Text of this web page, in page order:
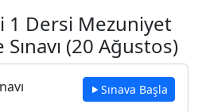
1 Dersi Mezuniyet
(20 Ağustos)
Sınava Başla